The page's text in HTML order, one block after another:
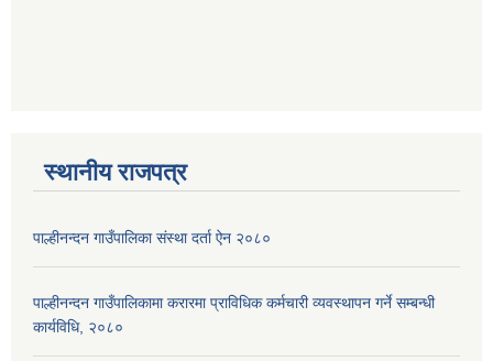
स्थानीय राजपत्र
पाल्हीनन्दन गाउँपालिका संस्था दर्ता ऐन २०८०
पाल्हीनन्दन गाउँपालिकामा करारमा प्राविधिक कर्मचारी व्यवस्थापन गर्ने सम्बन्धी
कार्यविधि, २०८०